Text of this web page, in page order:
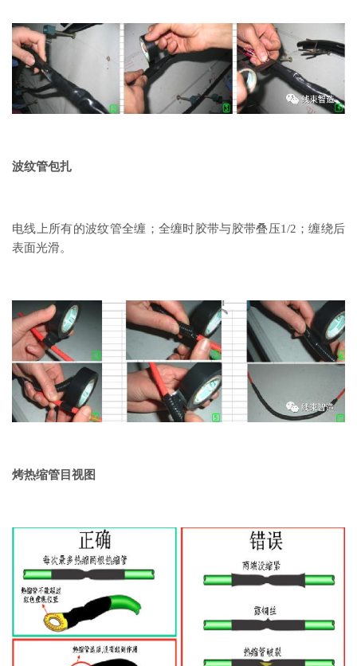
波纹管包扎
电线上所有的波纹管全缠；全缠时胶带与胶带叠压1/2；缠绕后
表面光滑。
烤热缩管目视图